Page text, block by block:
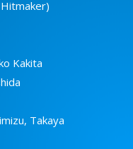
Kakita
Takaya